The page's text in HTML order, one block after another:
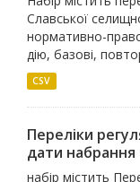
Славської
нормативно-
дію, базові,
CSV
Переліки
дати набрання
набір містить